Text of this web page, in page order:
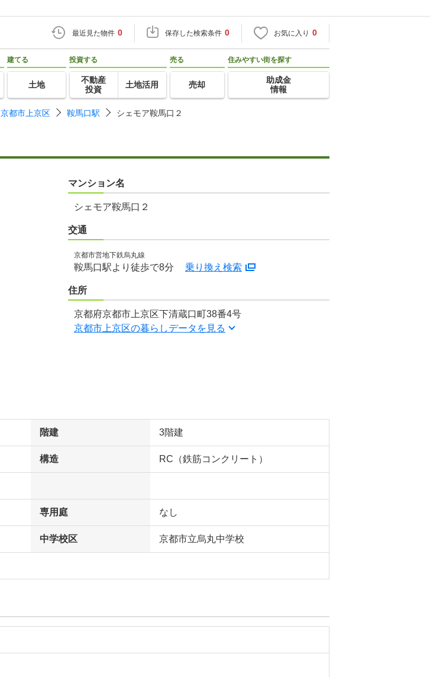
最近見た物件 0 保存した検索条件 0 お気に入り 0
建てる
土地
投資する
不動産
投資
土地活用
売る
売却
住みやすい街を探す
助成金
情報
京都市上京区 鞍馬口駅 シェモア鞍馬口２
マンション名
シェモア鞍馬口２
交通
京都市営地下鉄烏丸線
鞍馬口駅より徒歩で8分 乗り換え検索
住所
京都府京都市上京区下清蔵口町38番4号
京都市上京区の暮らしデータを見る
階建 3階建
構造 RC（鉄筋コンクリート）
専用庭 なし
中学校区 京都市立烏丸中学校